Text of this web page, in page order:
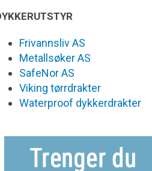
Frivannsliv AS
Metallsøker AS
SafeNor AS
Viking tørrdrakter
Waterproof dykkerdrakter